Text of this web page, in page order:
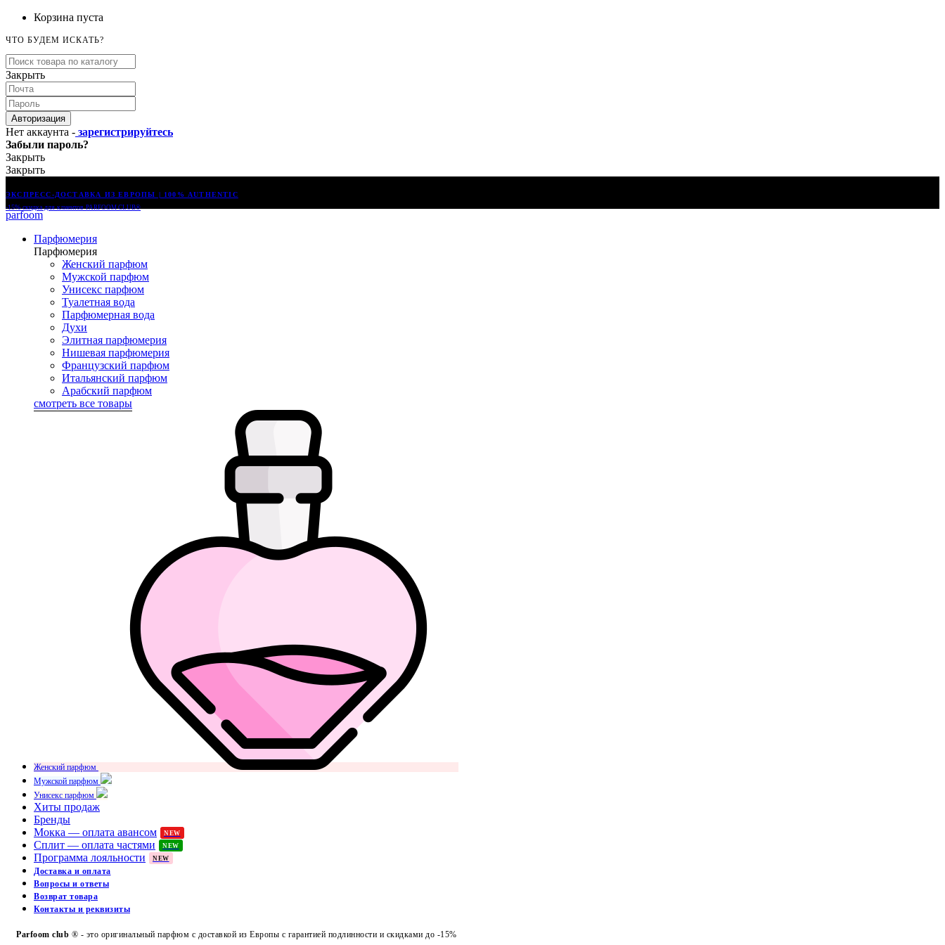
Корзина пуста
ЧТО БУДЕМ ИСКАТЬ?
Закрыть
Авторизация
Нет аккаунта - зарегистрируйтесь
Забыли пароль?
Закрыть
Закрыть
ЭКСПРЕСС-ДОСТАВКА ИЗ ЕВРОПЫ | 100% AUTHENTIC
-15% скидка для клиентов PARFOOM CLUB®
parfoom
Парфюмерия
Парфюмерия
Женский парфюм
Мужской парфюм
Унисекс парфюм
Туалетная вода
Парфюмерная вода
Духи
Элитная парфюмерия
Нишевая парфюмерия
Французский парфюм
Итальянский парфюм
Арабский парфюм
смотреть все товары
Женский парфюм
Мужской парфюм
Унисекс парфюм
Хиты продаж
Бренды
Мокка — оплата авансом
NEW
Сплит — оплата частями NEW
Программа лояльности NEW
Доставка и оплата
Вопросы и ответы
Возврат товара
Контакты и реквизиты
Parfoom club ® - это оригинальный парфюм с доставкой из Европы с гарантией подлинности и скидками до -15%